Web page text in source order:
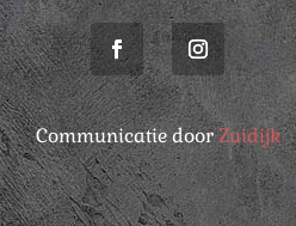
Communicatie door Zuidijk